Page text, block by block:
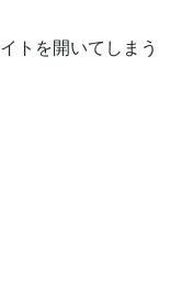
トを開いてしまう